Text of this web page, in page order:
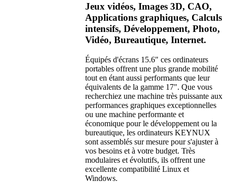
Jeux vidéos, Images 3D, CAO,
Applications graphiques, Calculs
intensifs, Développement, Photo,
Vidéo, Bureautique, Internet.
Équipés d'écrans 15.6" ces ordinateurs
portables offrent une plus grande mobilité
tout en étant aussi performants que leur
équivalents de la gamme 17". Que vous
recherchiez une machine très puissante aux
performances graphiques exceptionnelles
ou une machine performante et
économique pour le développement ou la
bureautique, les ordinateurs KEYNUX
sont assemblés sur mesure pour s'ajuster à
vos besoins et à votre budget. Très
modulaires et évolutifs, ils offrent une
excellente compatibilité Linux et
Windows.